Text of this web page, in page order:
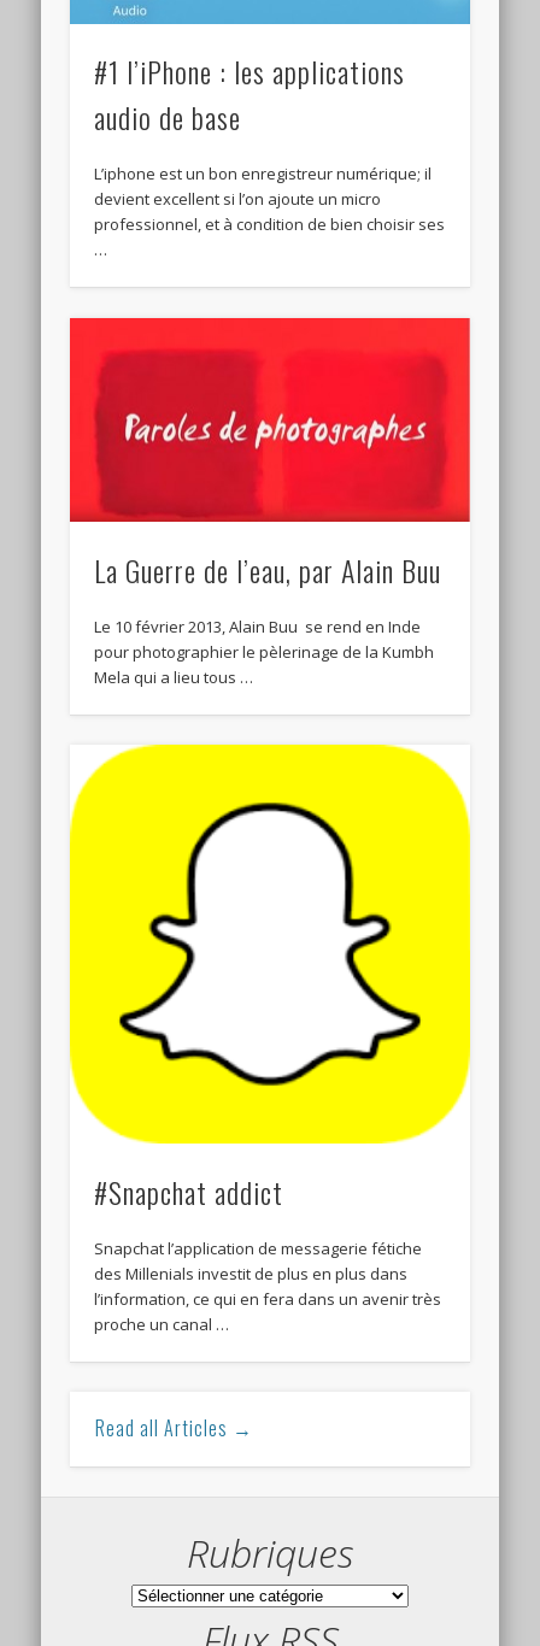
#1 l’iPhone : les applications
audio de base
L’iphone est un bon enregistreur numérique; il
devient excellent si l’on ajoute un micro
professionnel, et à condition de bien choisir ses
…
La Guerre de l’eau, par Alain Buu
Le 10 février 2013, Alain Buu se rend en Inde
pour photographier le pèlerinage de la Kumbh
Mela qui a lieu tous …
#Snapchat addict
Snapchat l’application de messagerie fétiche
des Millenials investit de plus en plus dans
l’information, ce qui en fera dans un avenir très
proche un canal …
Read all Articles →
Rubriques
Rubriques